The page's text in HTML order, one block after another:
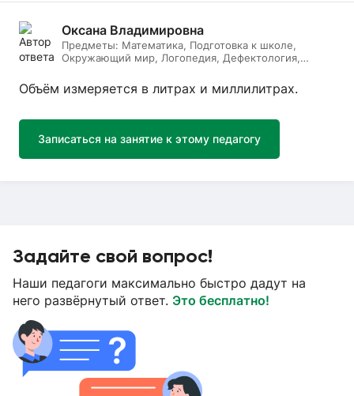
Оксана Владимировна
Предметы: Математика, Подготовка к школе,
Окружающий мир, Логопедия, Дефектология,
Объём измеряется в литрах и миллилитрах.
Записаться на занятие к этому педагогу
Задайте свой вопрос!
Наши педагоги максимально быстро дадут на
него развёрнутый ответ. Это бесплатно!